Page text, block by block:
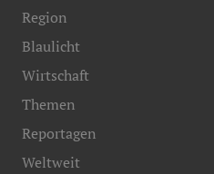
Region
Blaulicht
Wirtschaft
Themen
Reportagen
Weltweit